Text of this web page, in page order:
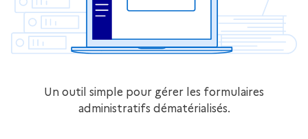
Un outil simple pour gérer les formulaires
administratifs dématérialisés.